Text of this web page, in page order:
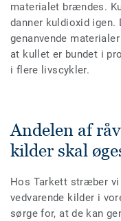
materialet brændes.
danner kuldioxid
genanvende
at kullet er bundet i
i flere livscykler.
Andelen af
kilder skal
Hos Tarkett stræber vi
vedvarende kilder i
sørge for, at de kan